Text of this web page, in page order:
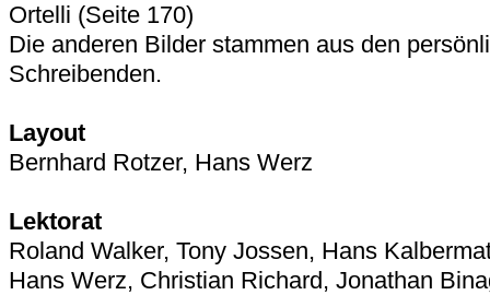
Ortelli (Seite 170)
Die anderen Bilder stammen aus den
Schreibenden.
Layout
Bernhard Rotzer, Hans Werz
Lektorat
Roland Walker, Tony Jossen, Hans
Hans Werz, Christian Richard, Jonathan